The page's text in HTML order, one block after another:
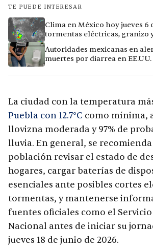
TE PUEDE INTERESAR
Clima en México hoy jueves 6
tormentas eléctricas, granizo
Autoridades mexicanas en
muertes por diarrea en EE.UU.
La ciudad con la temperatura
Puebla con 12.7°C como mínima,
llovizna moderada y 97% de
lluvia. En general, se
población revisar el estado de
hogares, cargar baterías de
esenciales ante posibles cortes
tormentas, y mantenerse
fuentes oficiales como el
Nacional antes de iniciar su
jueves 18 de junio de 2026.